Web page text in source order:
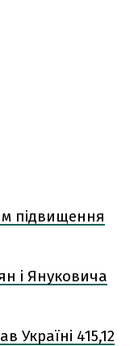
підвищення
і Януковича
Україні 415,12